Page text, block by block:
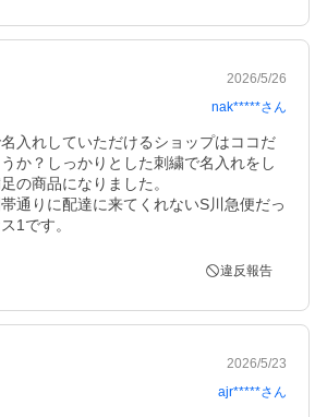
2026/5/26
nak*****さん
入れしていただけるショップはココだ
か？しっかりとした刺繍で名入れをし
の商品になりました。
通りに配達に来てくれないS川急便だっ
1です。
違反報告
2026/5/23
ajr*****さん